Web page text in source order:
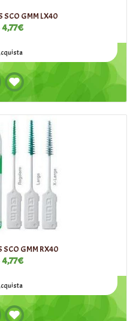
SCO GMM LX40
4,77€
SCO GMM RX40
4,77€